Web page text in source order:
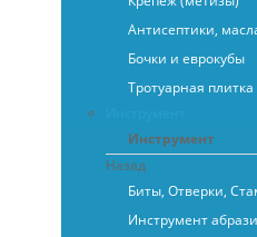
Антисептики,
Бочки и еврокубы
Тротуарная плитка
Инструмент
Назад
Биты, Отверки,
Инструмент